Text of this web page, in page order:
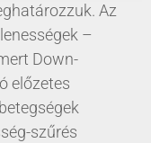
Az
–
Down-
előzetes
szűrés